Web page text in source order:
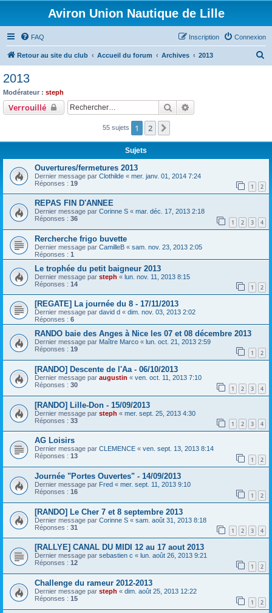
Aviron Union Nautique de Lille
FAQ Connexion
Inscription
Retour au site du club Accueil du forum Archives 2013
c
2013
Modérateur : steph
Verrouillé Rechercher
55 sujets 1 2
Sujets
Ouvertures/fermetures 2013
Dernier message par Clothilde « mer. janv. 01, 2014 7:24
Réponses : 19 1 2
REPAS FIN D'ANNEE
Dernier message par Corinne S « mar. déc. 17, 2013 2:18
Réponses : 36 1 2 3 4
Rercherche frigo buvette
Dernier message par CamilleB « sam. nov. 23, 2013 2:05
Réponses : 1
Le trophée du petit baigneur 2013
Dernier message par steph « lun. nov. 11, 2013 8:15
Réponses : 14 1 2
[REGATE] La journée du 8 - 17/11/2013
Dernier message par david d « dim. nov. 03, 2013 2:02
Réponses : 6
RANDO baie des Anges à Nice les 07 et 08 décembre 2013
Dernier message par Maître Marco « lun. oct. 21, 2013 2:59
Réponses : 19 1 2
[RANDO] Descente de l'Aa - 06/10/2013
Dernier message par augustin « ven. oct. 11, 2013 7:10
Réponses : 30 1 2 3 4
[RANDO] Lille-Don - 15/09/2013
Dernier message par steph « mer. sept. 25, 2013 4:30
Réponses : 33 1 2 3 4
AG Loisirs
Dernier message par CLEMENCE « ven. sept. 13, 2013 8:14
Réponses : 13 1 2
Journée "Portes Ouvertes" - 14/09/2013
Dernier message par Fred « mer. sept. 11, 2013 9:10
Réponses : 16 1 2
[RANDO] Le Cher 7 et 8 septembre 2013
Dernier message par Corinne S « sam. août 31, 2013 8:18
Réponses : 31 1 2 3 4
[RALLYE] CANAL DU MIDI 12 au 17 aout 2013
Dernier message par sebastien c « lun. août 26, 2013 9:21
Réponses : 12 1 2
Challenge du rameur 2012-2013
Dernier message par steph « dim. août 25, 2013 12:22
Réponses : 15 1 2